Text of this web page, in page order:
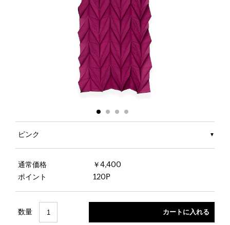
ピンク
通常価格
￥4,400
ポイント
120P
数量